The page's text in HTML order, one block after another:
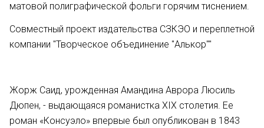
матовой полиграфической фольги горячим тиснением.
Совместный проект издательства СЗКЭО и переплетной
компании "Творческое объединение "Алькор""
Жорж Саид, урожденная Амандина Аврора Люсиль
Дюпен, - выдающаяся романистка ХIХ столетия. Ее
роман «Консуэло» впервые был опубликован в 1843